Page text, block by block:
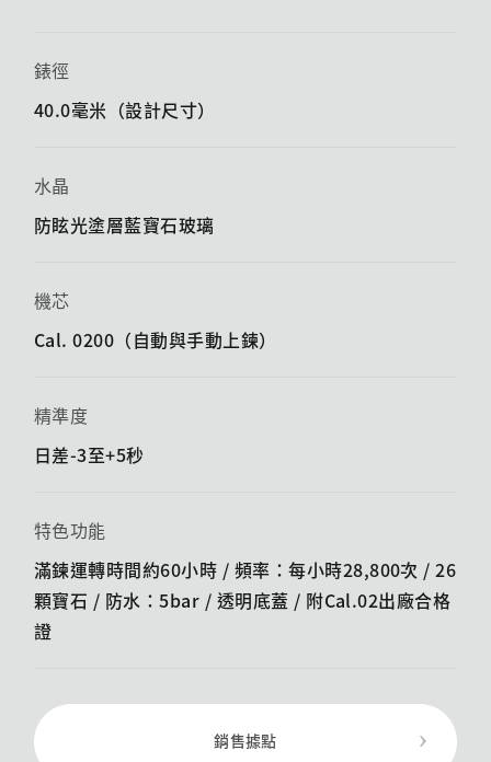
錶徑
40.0毫米（設計尺寸）
水晶
防眩光塗層藍寶石玻璃
機芯
Cal. 0200（自動與手動上鍊）
精準度
日差-3至+5秒
特色功能
滿鍊運轉時間約60小時 / 頻率：每小時28,800次 / 26
顆寶石 / 防水：5bar / 透明底蓋 /​ 附Cal.02出廠合格
證
銷售據點